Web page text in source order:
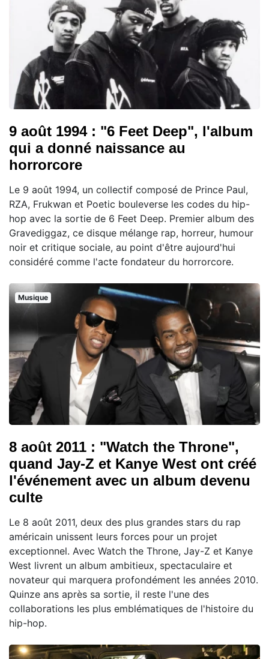
9 août 1994 : "6 Feet Deep", l'album
qui a donné naissance au
horrorcore
Le 9 août 1994, un collectif composé de Prince Paul,
RZA, Frukwan et Poetic bouleverse les codes du hip-
hop avec la sortie de 6 Feet Deep. Premier album des
Gravediggaz, ce disque mélange rap, horreur, humour
noir et critique sociale, au point d'être aujourd'hui
considéré comme l'acte fondateur du horrorcore.
Musique
8 août 2011 : "Watch the Throne",
quand Jay-Z et Kanye West ont créé
l'événement avec un album devenu
culte
Le 8 août 2011, deux des plus grandes stars du rap
américain unissent leurs forces pour un projet
exceptionnel. Avec Watch the Throne, Jay-Z et Kanye
West livrent un album ambitieux, spectaculaire et
novateur qui marquera profondément les années 2010.
Quinze ans après sa sortie, il reste l'une des
collaborations les plus emblématiques de l'histoire du
hip-hop.